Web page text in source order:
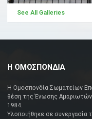
See All Galleries
Η ΟΜΟΣΠΟΝΔΙΑ
Η Ομοσπονδία Σωματείων
θέση της Ένωσης
1984.
Υλοποιήθηκε σε